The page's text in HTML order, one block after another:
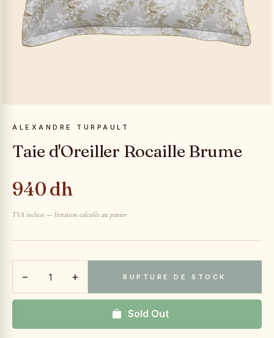
ALEXANDRE TURPAULT
Taie d'Oreiller Rocaille Brume
940 dh
TVA incluse — livraison calculée au panier
− + RUPTURE DE STOCK
Sold Out